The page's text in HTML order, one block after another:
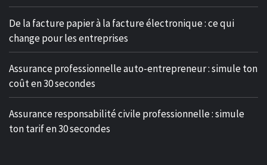
De la facture papier à la facture électronique : ce qui
change pour les entreprises
Assurance professionnelle auto-entrepreneur : simule ton
coût en 30 secondes
Assurance responsabilité civile professionnelle : simule
ton tarif en 30 secondes